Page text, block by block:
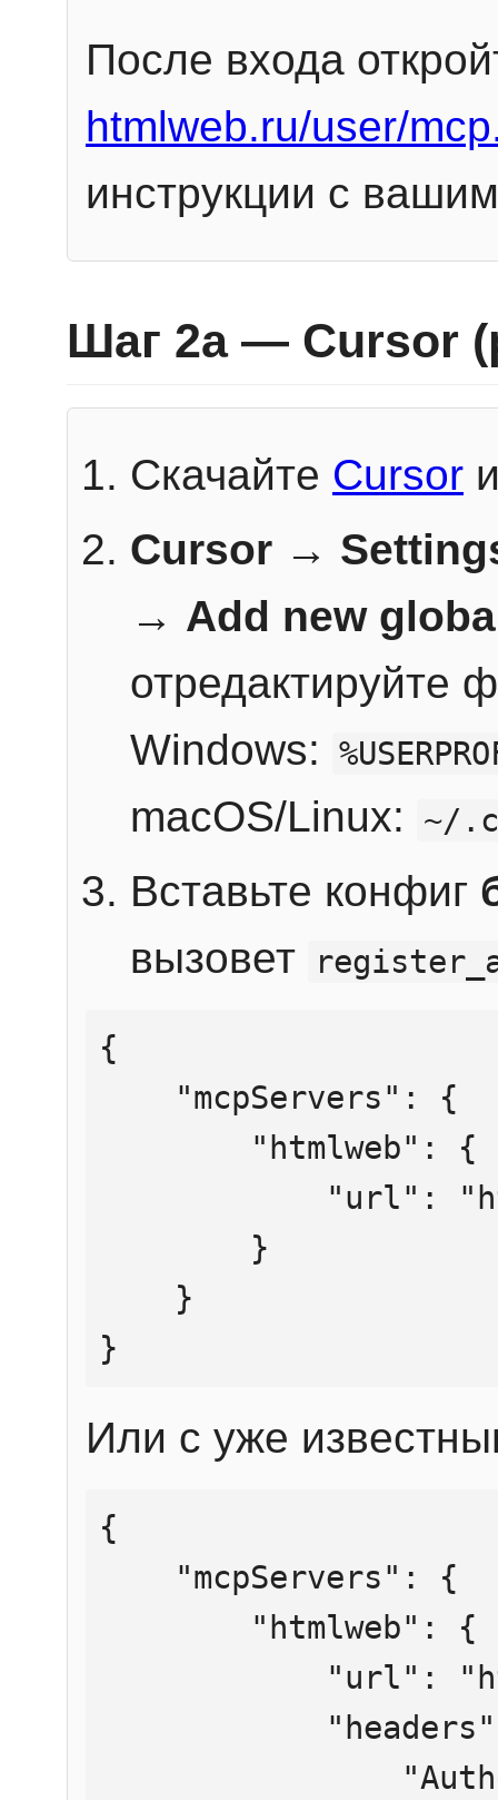
После входа
htmlweb.ru/user/
инструкции с
Шаг 2a — Cursor
Скачайте Cursor
Cursor →
→ Add new
отредактируйте
Windows:
macOS/Linux: ~/
Вставьте конфиг
вызовет
{
}
Или с уже
{